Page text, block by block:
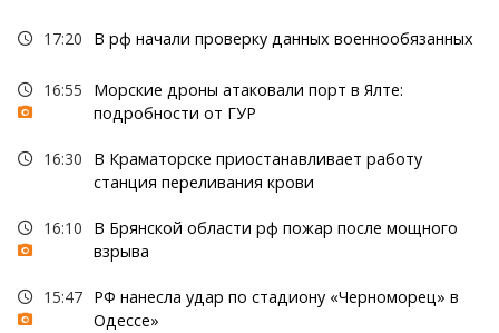
17:20 В рф начали проверку данных военнообязанных
16:55
Морские дроны атаковали порт в Ялте:
подробности от ГУР
16:30
В Краматорске приостанавливает работу
станция переливания крови
16:10
В Брянской области рф пожар после мощного
взрыва
15:47 РФ нанесла удар по стадиону «Черноморец» в
Одессе»